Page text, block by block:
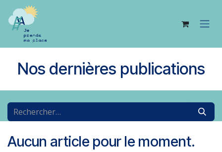
Se rendre au contenu
Nos dernières publications
Aucun article pour le moment.